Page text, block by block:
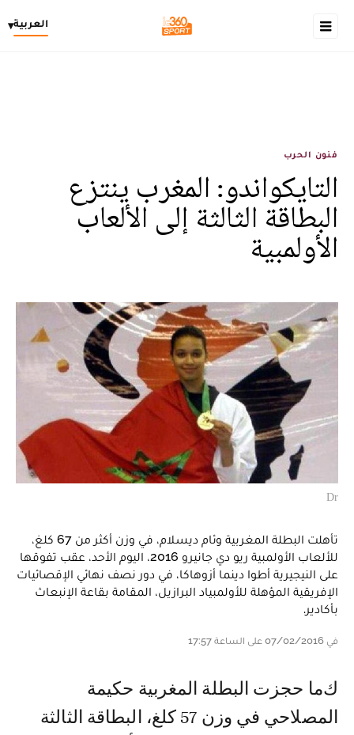
العربية▾
فنون الحرب
التايكواندو: المغرب ينتزع
البطاقة الثالثة إلى الألعاب
الأولمبية
Dr
تأهلت البطلة المغربية وئام ديسلام، في وزن أكثر من 67 كلغ،
للألعاب الأولمبية ريو دي جانيرو 2016، اليوم الأحد، عقب تفوقها
على النيجيرية أطوا دينما أزوهاكا، في دور نصف نهائي الإقصائيات
الإفريقية المؤهلة للأولمبياد البرازيل، المقامة بقاعة الإنبعاث
بأكادير.
في 07/02/2016 على الساعة 17:57
كما حجزت البطلة المغربية حكيمة
المصلاحي في وزن 57 كلغ، البطاقة الثالثة